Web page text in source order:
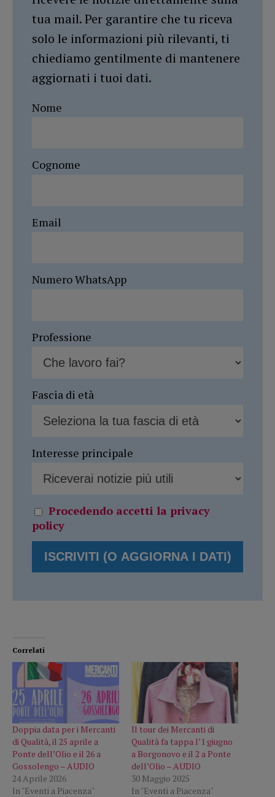
tua mail. Per garantire che tu riceva
solo le informazioni più rilevanti, ti
chiediamo gentilmente di mantenere
aggiornati i tuoi dati.
Nome
Cognome
Email
Numero WhatsApp
Professione
Fascia di età
Interesse principale
Procedendo accetti la privacy
policy
Correlati
Doppia data per i Mercanti
di Qualità, il 25 aprile a
Ponte dell’Olio e il 26 a
Gossolengo – AUDIO
24 Aprile 2026
In "Eventi a Piacenza"
Il tour dei Mercanti di
Qualità fa tappa l’1 giugno
a Borgonovo e il 2 a Ponte
dell’Olio – AUDIO
30 Maggio 2025
In "Eventi a Piacenza"